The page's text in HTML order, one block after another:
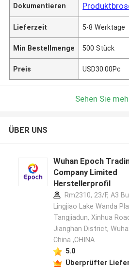
Dokumentieren
Lieferzeit 5-8 Werktage
Min Bestellmenge 500 Stück
Preis USD30.00Pc
Sehen Sie
ÜBER UNS
Wuhan Epoch
Company Limited
Herstellerprofil
Rm2310, 23/F, A3
Lingjiao Lake Wanda
Tangjiadun, Xinhua
Jianghan District,
China ,CHINA
5.0
Überprüfter